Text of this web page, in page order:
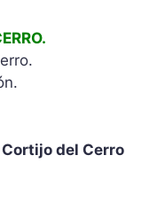
del Cerro